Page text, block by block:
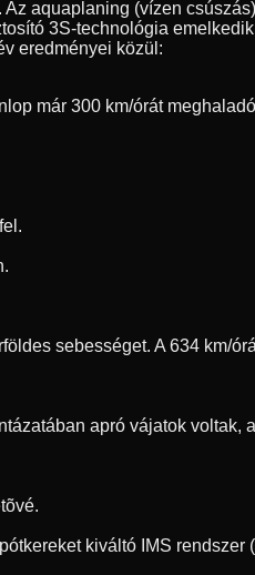
aquaplaning (vízen
3S-technológia
eredményei közül:
már 300 km/órát
sebességet. A 634 km/
apró vájatok voltak,
kiváltó IMS rendszer